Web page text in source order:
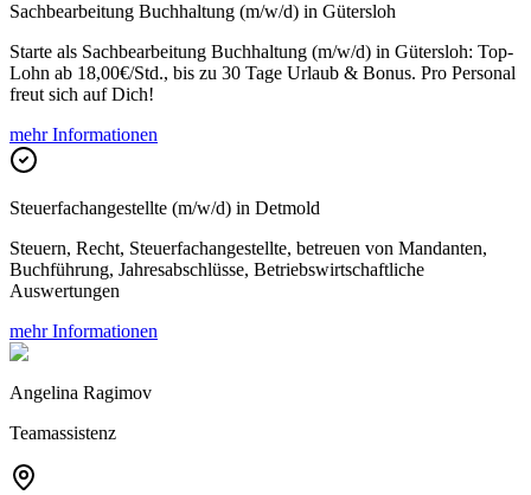
Sachbearbeitung Buchhaltung (m/w/d) in Gütersloh
Starte als Sachbearbeitung Buchhaltung (m/w/d) in Gütersloh: Top-
Lohn ab 18,00€/Std., bis zu 30 Tage Urlaub & Bonus. Pro Personal
freut sich auf Dich!
mehr Informationen
Steuerfachangestellte (m/w/d) in Detmold
Steuern, Recht, Steuerfachangestellte, betreuen von Mandanten,
Buchführung, Jahresabschlüsse, Betriebswirtschaftliche
Auswertungen
mehr Informationen
Angelina Ragimov
Teamassistenz